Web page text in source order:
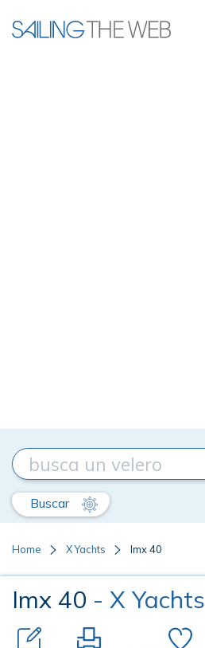
Buscar
Home X Yachts Imx 40
Imx 40 - X Yachts